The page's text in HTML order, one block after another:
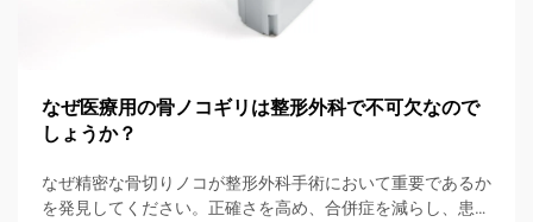
なぜ医療用の骨ノコギリは整形外科で不可欠なので
しょうか？
なぜ精密な骨切りノコが整形外科手術において重要であるか
を発見してください。正確さを高め、合併症を減らし、患者